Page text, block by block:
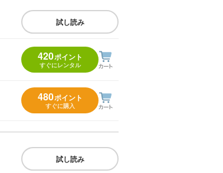
試し読み
420ポイント
すぐにレンタル
480ポイント
すぐに購入
試し読み